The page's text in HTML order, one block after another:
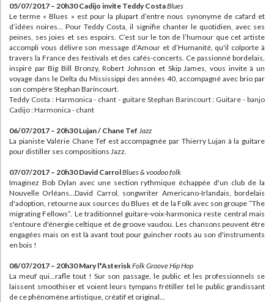
05/07/2017 – 20h30 Cadijo invite Teddy CostaBlues
Le terme « Blues » est pour la plupart d’entre nous synonyme de cafard et
d’idées noires… Pour Teddy Costa, il signifie chanter le quotidien, avec ses
peines, ses joies et ses espoirs. C’est sur le ton de l’humour que cet artiste
accompli vous délivre son message d’Amour et d’Humanité, qu'il colporte à
travers la France des festivals et des cafés-concerts. Ce passionné bordelais,
inspiré par Big Bill Bronzy, Robert Johnson et Skip James, vous invite à un
voyage dans le Delta du Mississippi des années 40, accompagné avec brio par
son compère Stephan Barincourt.
Teddy Costa : Harmonica - chant - guitare Stephan Barincourt : Guitare - banjo
Cadijo : Harmonica - chant
06/07/2017 – 20h30 Lujan / Chane Tef Jazz
La pianiste Valérie Chane Tef est accompagnée par Thierry Lujan à la guitare
pour distiller ses compositions Jazz.
07/07/2017 – 20h30 David CarrolBlues & voodoo folk
Imaginez Bob Dylan avec une section rythmique échappée d'un club de la
Nouvelle Orléans…David Carrol, songwriter Americano-Irlandais, bordelais
d'adoption, retourne aux sources du Blues et de la Folk avec son groupe “The
migrating Fellows”. Le traditionnel guitare-voix-harmonica reste central mais
s'entoure d'énergie celtique et de groove vaudou. Les chansons peuvent être
engagées mais on est là avant tout pour guincher roots au son d'instruments
en bois !
08/07/2017 – 20h30 Mary l*AsteriskFolk Groove Hip Hop
La meuf qui...rafle tout ! Sur son passage, le public et les professionnels se
laissent smoothiser et voient leurs tympans frétiller tel le public grandissant
de ce phénomène artistique, créatif et original...